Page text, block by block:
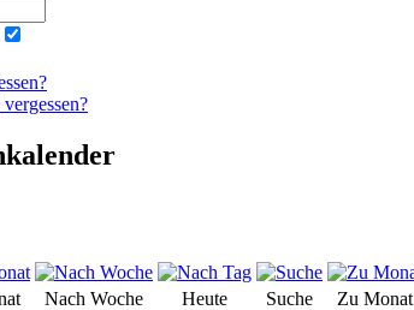
Nach Woche Heute Suche Zu Monat